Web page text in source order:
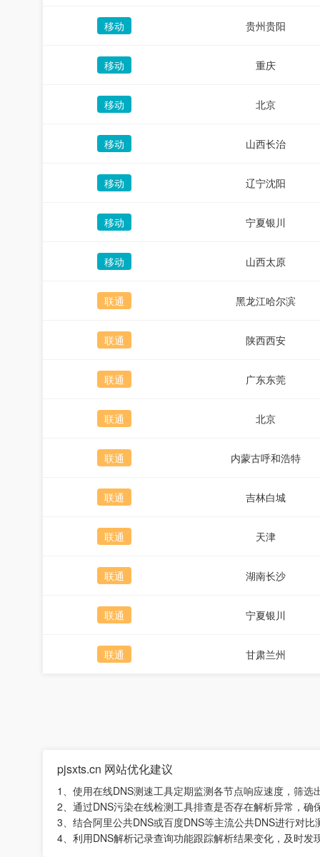
移动 贵州贵阳
移动 重庆
移动 北京
移动 山西长治
移动 辽宁沈阳
移动 宁夏银川
移动 山西太原
联通 黑龙江哈尔滨
联通 陕西西安
联通 广东东莞
联通 北京
联通 内蒙古呼和浩特
联通 吉林白城
联通 天津
联通 湖南长沙
联通 宁夏银川
联通 甘肃兰州
pjsxts.cn 网站优化建议
1、使用在线DNS测速工具定期监测各节点响应速度，筛选
2、通过DNS污染在线检测工具排查是否存在解析异常，确
3、结合阿里公共DNS或百度DNS等主流公共DNS进行对
4、利用DNS解析记录查询功能跟踪解析结果变化，及时发